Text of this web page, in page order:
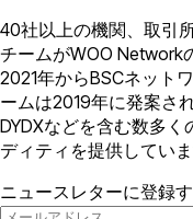
40社以上の機関、取引
チームがWOO Network
2021年からBSCネット
ームは2019年に発案さ
DYDXなどを含む数多
ディティを提供していま
ニュースレターに登録